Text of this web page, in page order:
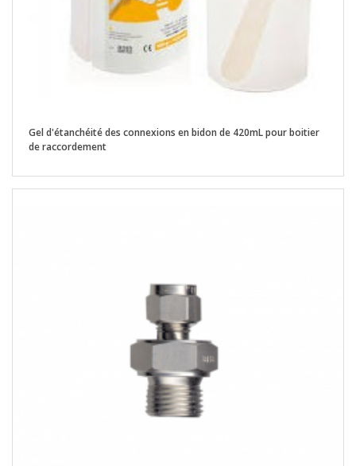
Gel d'étanchéité des connexions en bidon de 420mL pour boitier
de raccordement